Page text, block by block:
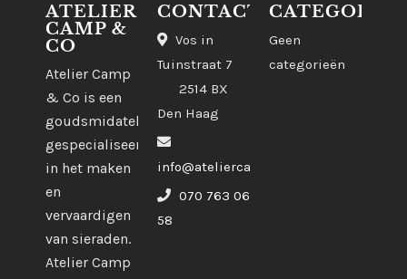
ATELIER
CAMP &
CO
Atelier Camp
& Co is een
goudsmidatelier
gespecialiseerd
in het maken
en
vervaardigen
van sieraden.
Atelier Camp
CONTACT
Vos in
Tuinstraat 7
2514 BX
Den Haag
info@ateliercampco.com
070 763 06
58
Geen
categorieën